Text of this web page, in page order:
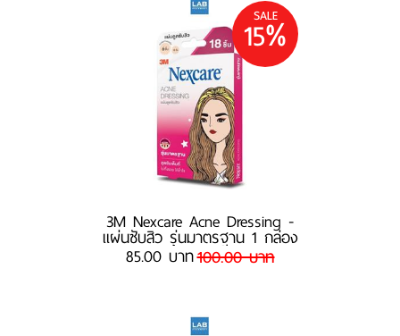
SALE
15%
3M Nexcare Acne Dressing -
แผ่นซับสิว รุ่นมาตรฐาน 1 กล่อง
100.00 บาท
85.00 บาท